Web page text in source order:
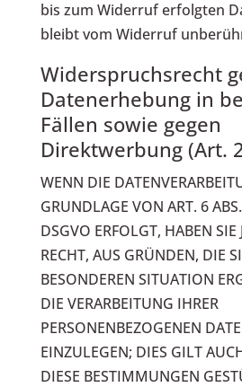
bis zum Widerruf erfolgten
bleibt vom Widerruf
Widerspruchsrecht
Datenerhebung in
Fällen sowie gegen
Direktwerbung (Art.
WENN DIE
GRUNDLAGE VON ART. 6
DSGVO ERFOLGT, HABEN SIE
RECHT, AUS GRÜNDEN, DIE
BESONDEREN SITUATION
DIE VERARBEITUNG IHRER
PERSONENBEZOGENEN
EINZULEGEN; DIES GILT
DIESE BESTIMMUNGEN